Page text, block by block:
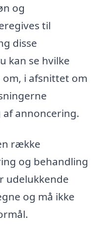
og
til
disse
kan se hvilke
i afsnittet om
annoncering.
række
og behandling
udelukkende
og må ikke